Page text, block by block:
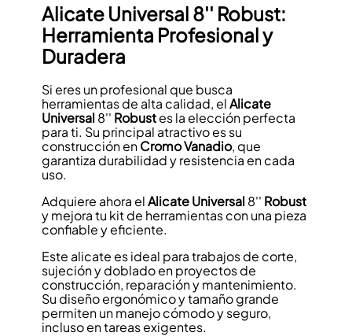
Alicate Universal 8'' Robust:
Herramienta Profesional y
Duradera
Si eres un profesional que busca
herramientas de alta calidad, elAlicate
Universal8'' Robustes la elección perfecta
para ti. Su principal atractivo es su
construcción enCromo Vanadio, que
garantiza durabilidad y resistencia en cada
uso.
Adquiere ahora elAlicate Universal8'' Robust
y mejora tu kit de herramientas con una pieza
confiable y eficiente.
Este alicate es ideal para trabajos de corte,
sujeción y doblado en proyectos de
construcción, reparación y mantenimiento.
Su diseño ergonómico y tamaño grande
permiten un manejo cómodo y seguro,
incluso en tareas exigentes.